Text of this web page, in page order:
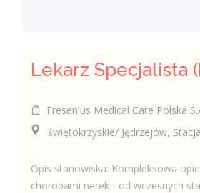
Fresenius Medical Care Polska
świętokrzyskie/ Jędrzejów,
Opis stanowiska: Kompleksowa
chorobami nerek - od wczesnych